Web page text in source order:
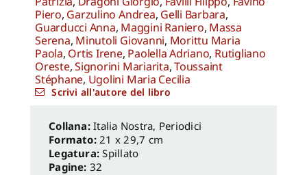
Piero, Garzulino Andrea, Gelli Barbara,
Guarducci Anna, Maggini Raniero, Massa
Serena, Minutoli Giovanni, Morittu Maria
Paola, Ortis Irene, Paolella Adriano, Rutigliano
Oreste,Signorini Mariarita,Toussaint
Stéphane, Ugolini Maria Cecilia
Scrivi all'autore del libro
Italia Nostra, Periodici
Formato:21 x 29,7 cm
Legatura:Spillato
Pagine: 32